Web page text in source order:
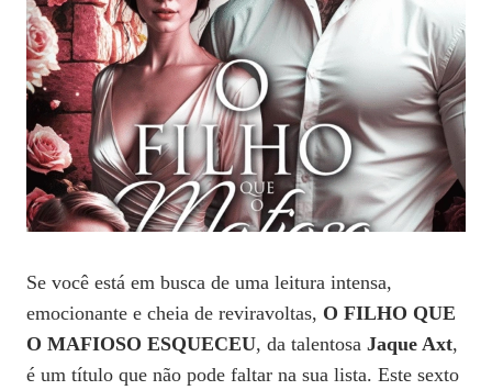
Se você está em busca de uma leitura intensa,
emocionante e cheia de reviravoltas, O FILHO QUE
O MAFIOSO ESQUECEU, da talentosa Jaque Axt,
é um título que não pode faltar na sua lista. Este sexto